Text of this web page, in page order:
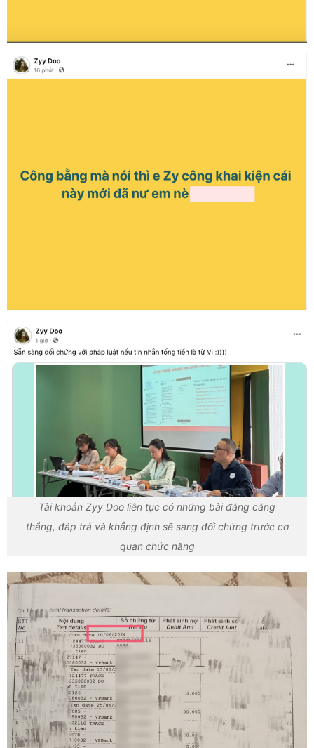
Tài khoản Zyy Doo liên tục có những bài đăng căng
thẳng, đáp trả và khẳng định sẽ sàng đối chứng trước cơ
quan chức năng